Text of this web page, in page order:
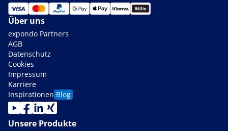
Über uns
expondo Partners
AGB
Datenschutz
Cookies
Impressum
Karriere
Inspirationen Blog
Unsere Produkte